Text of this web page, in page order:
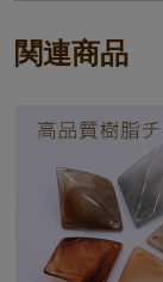
関連商品